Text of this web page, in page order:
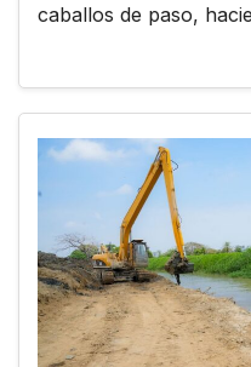
caballos de paso,